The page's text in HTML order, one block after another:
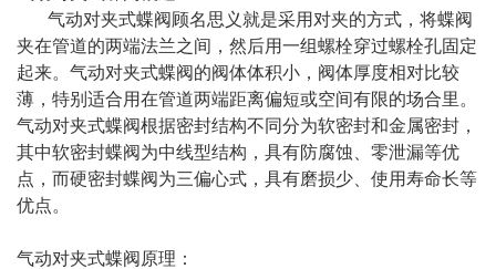
气动对夹式蝶阀顾名思义就是采用对夹的方式，将蝶阀
夹在管道的两端法兰之间，然后用一组螺栓穿过螺栓孔固定
起来。气动对夹式蝶阀的阀体体积小，阀体厚度相对比较
薄，特别适合用在管道两端距离偏短或空间有限的场合里。
气动对夹式蝶阀根据密封结构不同分为软密封和金属密封，
其中软密封蝶阀为中线型结构，具有防腐蚀、零泄漏等优
点，而硬密封蝶阀为三偏心式，具有磨损少、使用寿命长等
优点。
气动对夹式蝶阀原理：